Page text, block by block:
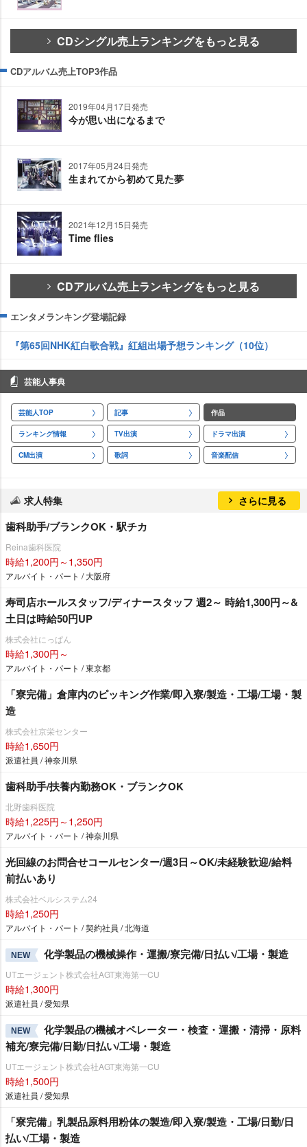
CDシングル売上ランキングをもっと見る
CDアルバム売上TOP3作品
2019年04月17日発売
今が思い出になるまで
2017年05月24日発売
生まれてから初めて見た夢
2021年12月15日発売
Time flies
CDアルバム売上ランキングをもっと見る
エンタメランキング登場記録
『第65回NHK紅白歌合戦』紅組出場予想ランキング（10位）
芸能人事典
芸能人TOP 記事 作品
ランキング情報 TV出演 ドラマ出演
CM出演 歌詞 音楽配信
求人特集 さらに見る
歯科助手/ブランクOK・駅チカ
Reina歯科医院
時給1,200円～1,350円
アルバイト・パート / 大阪府
寿司店ホールスタッフ/ディナースタッフ 週2～ 時給1,300円～&
土日は時給50円UP
株式会社にっぱん
時給1,300円～
アルバイト・パート / 東京都
「寮完備」倉庫内のピッキング作業/即入寮/製造・工場/工場・製
造
株式会社京栄センター
時給1,650円
派遣社員 / 神奈川県
歯科助手/扶養内勤務OK・ブランクOK
北野歯科医院
時給1,225円～1,250円
アルバイト・パート / 神奈川県
光回線のお問合せコールセンター/週3日～OK/未経験歓迎/給料
前払いあり
株式会社ベルシステム24
時給1,250円
アルバイト・パート / 契約社員 / 北海道
NEW 化学製品の機械操作・運搬/寮完備/日払い/工場・製造
UTエージェント株式会社AGT東海第一CU
時給1,300円
派遣社員 / 愛知県
NEW
化学製品の機械オペレーター・検査・運搬・清掃・原料
補充/寮完備/日勤/日払い/工場・製造
UTエージェント株式会社AGT東海第一CU
時給1,500円
派遣社員 / 愛知県
「寮完備」乳製品原料用粉体の製造/即入寮/製造・工場/日勤/日
払い/工場・製造